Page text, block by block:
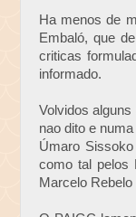
Ha menos de
Embaló, que
criticas
informado.
Volvidos
nao dito e
Úmaro
como tal pelos
Marcelo